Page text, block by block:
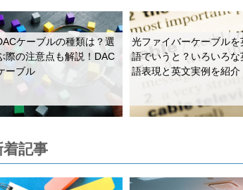
ケーブルの種類は？選
際の注意点も解説！DAC
ーブル
光ファイバーケーブルを
語でいうと？いろいろな
語表現と英文実例を紹介
記事